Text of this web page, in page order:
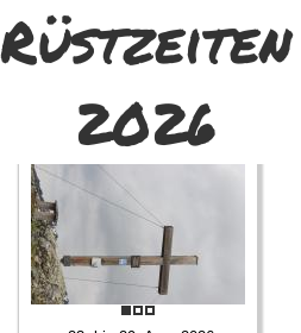
Rüstzeiten
2026
Gebets- & Wandertour (Insel)